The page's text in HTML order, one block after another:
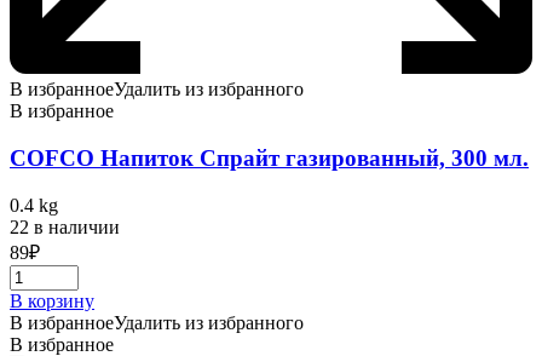
В избранноеУдалить из избранного
В избранное
COFCO Напиток Спрайт газированный, 300 мл.
0.4 kg
22 в наличии
89₽
В корзину
В избранноеУдалить из избранного
В избранное